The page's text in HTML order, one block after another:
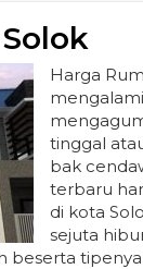
Harga
tinggal
bak
terbaru
di kota
sejuta
tipenya